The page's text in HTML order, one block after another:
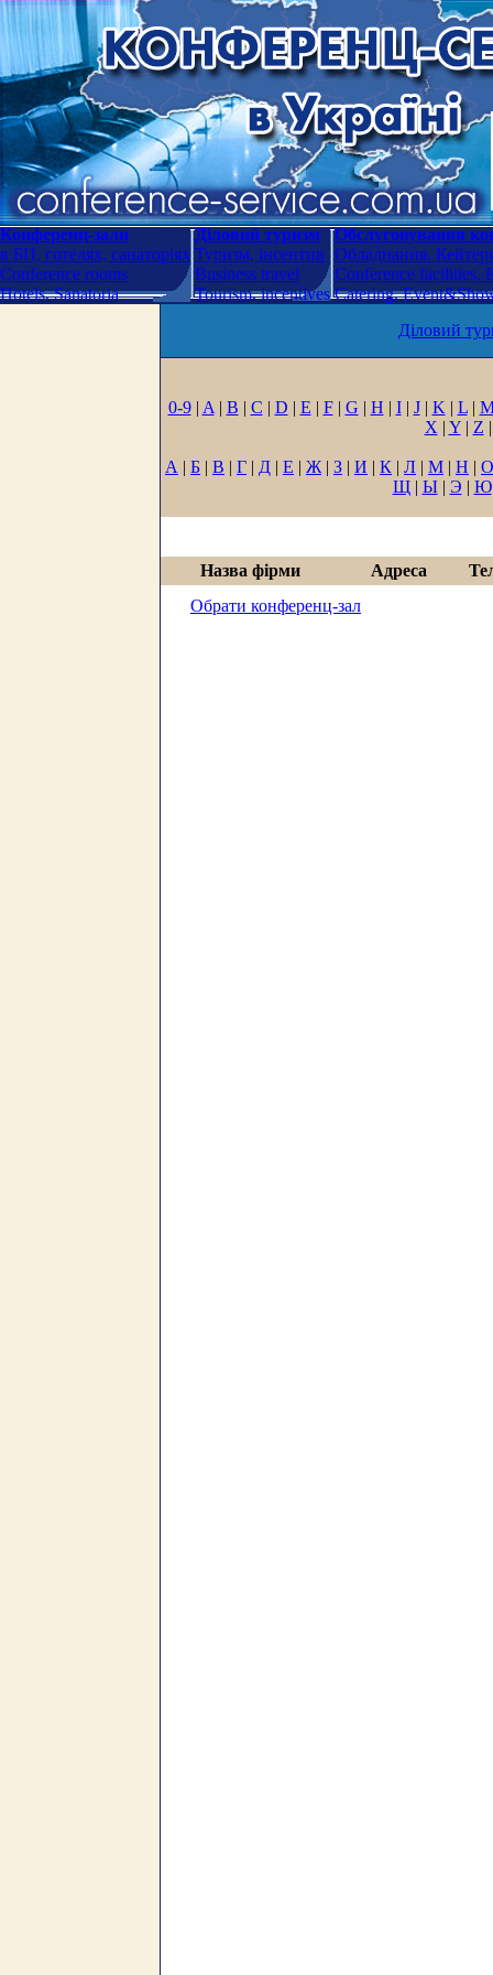
Конференц-зали
в БЦ, готелях, санаторіях
Conference rooms
Hotels. Sanatoria
Діловий туризм
Туризм, інсентив
Business travel
Tourism, incentives
Обслуговування
Обладнання.
Conference facilities.
Catering.
Діловий
0-9| A | B | C | D | E | F| G | H | I| J| K | L|
X | Y| Z |
А | Б | В | Г | Д | Е | Ж | З | И | К | Л | М | Н | О
Щ| Ы| Э | Ю
Назва фірми Адреса
Обрати конференц-зал